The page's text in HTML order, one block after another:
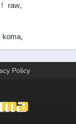
raw,
koma,
Policy